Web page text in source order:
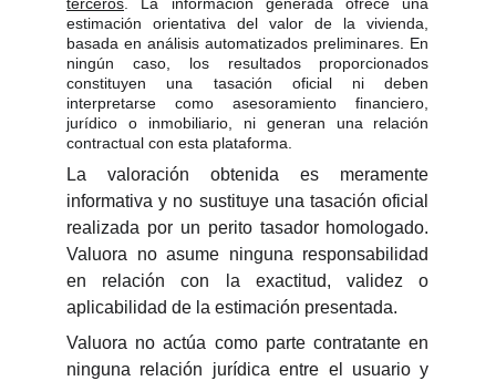
estimación orientativa del valor de la vivienda,
basada en análisis automatizados preliminares. En
ningún caso, los resultados proporcionados
constituyen una tasación oficial ni deben
interpretarse como asesoramiento financiero,
jurídico o inmobiliario, ni generan una relación
contractual con esta plataforma.
La valoración obtenida es meramente
informativa y no sustituye una tasación oficial
realizada por un perito tasador homologado.
Valuora no asume ninguna responsabilidad
en relación con la exactitud, validez o
aplicabilidad de la estimación presentada.
Valuora no actúa como parte contratante en
ninguna relación jurídica entre el usuario y